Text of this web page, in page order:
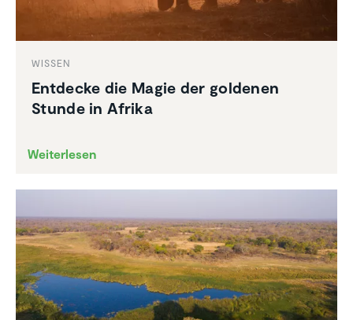
WISSEN
Entdecke die Magie der goldenen
Stunde in Afrika
Weiterlesen